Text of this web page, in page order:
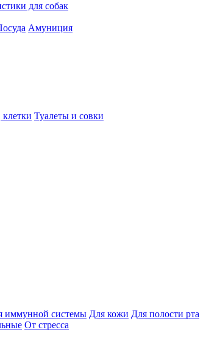
для собак
Амуниция
Туалеты и совки
иммунной системы Для кожи Для полости рта
От стресса